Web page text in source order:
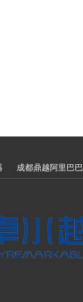
成都鼎越阿里巴巴